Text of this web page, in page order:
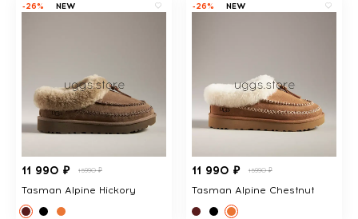
-26% NEW
11 990 ₽ 15990 ₽
Tasman Alpine Hickory
-26% NEW
11 990 ₽ 15990 ₽
Tasman Alpine Chestnut